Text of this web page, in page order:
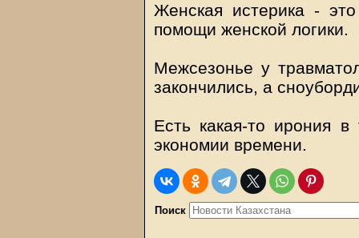
Женская истерика -
помощи женской логики.
Межсезонье у
закончились, а
Есть какая-то ирония
экономии времени.
Поиск